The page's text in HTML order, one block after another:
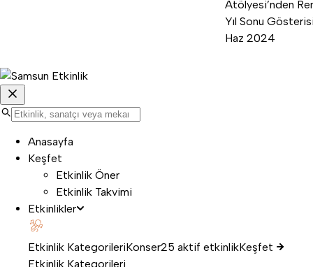
Atölyesi’nden
Yıl Sonu
Haz 2024
Anasayfa
Keşfet
Etkinlik Öner
Etkinlik Takvimi
Etkinlikler
Etkinlik KategorileriKonser25 aktif etkinlikKeşfet
Etkinlik Kategorileri